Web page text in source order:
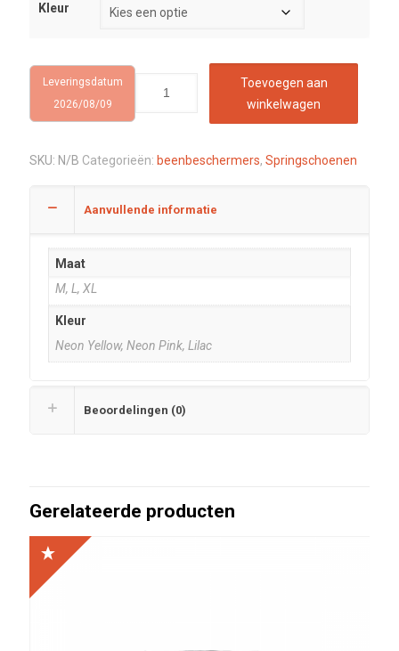
Kleur
Leveringsdatum
2026/08/09
Toevoegen aan
winkelwagen
SKU: N/B Categorieën: beenbeschermers, Springschoenen
Aanvullende informatie
Maat
M, L, XL
Kleur
Neon Yellow, Neon Pink, Lilac
Beoordelingen (0)
Gerelateerde producten